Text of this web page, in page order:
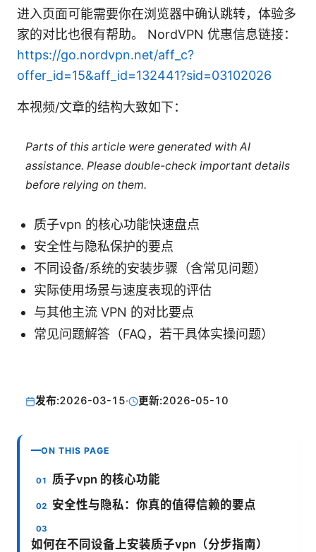
进入页面可能需要你在浏览器中确认跳转，体验多
家的对比也很有帮助。 NordVPN 优惠信息链接：
https://go.nordvpn.net/aff_c?
offer_id=15&aff_id=132441?sid=03102026
本视频/文章的结构大致如下：
Parts of this article were generated with AI
assistance. Please double-check important details
before relying on them.
质子vpn 的核心功能快速盘点
安全性与隐私保护的要点
不同设备/系统的安装步骤（含常见问题）
实际使用场景与速度表现的评估
与其他主流 VPN 的对比要点
常见问题解答（FAQ，若干具体实操问题）
发布:2026-03-15· 更新:2026-05-10
ON THIS PAGE
质子vpn 的核心功能
安全性与隐私：你真的值得信赖的要点
如何在不同设备上安装质子vpn（分步指南）